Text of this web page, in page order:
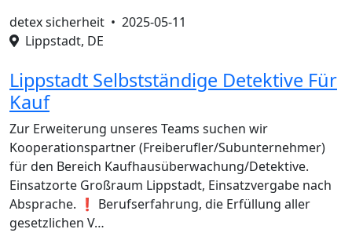
detex sicherheit • 2025-05-11
Lippstadt, DE
Lippstadt Selbstständige Detektive Für
Kauf
Zur Erweiterung unseres Teams suchen wir
Kooperationspartner (Freiberufler/Subunternehmer)
für den Bereich Kaufhausüberwachung/Detektive.
Einsatzorte Großraum Lippstadt, Einsatzvergabe nach
Absprache. ❗ Berufserfahrung, die Erfüllung aller
gesetzlichen V…